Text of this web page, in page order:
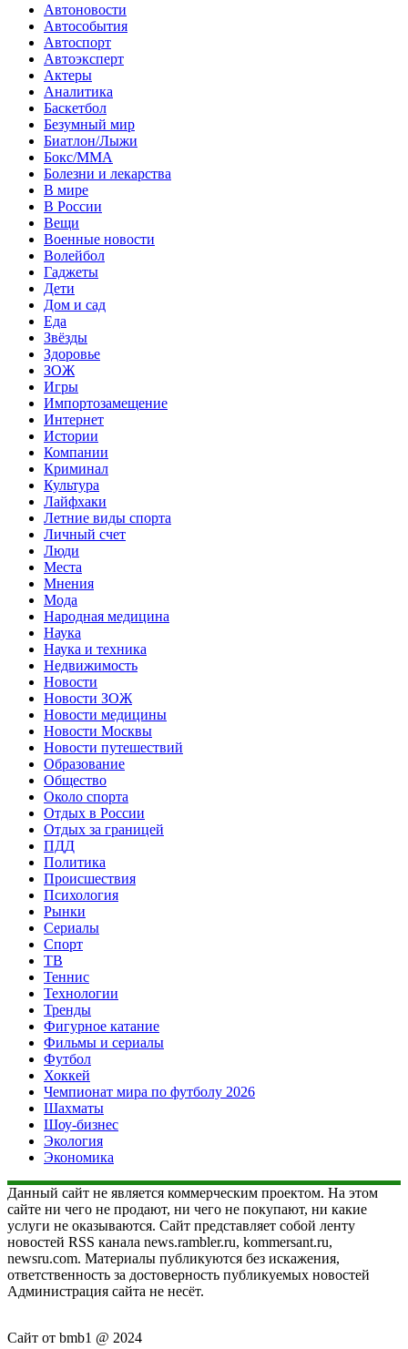
Автоновости
Автособытия
Автоспорт
Автоэксперт
Актеры
Аналитика
Баскетбол
Безумный мир
Биатлон/Лыжи
Бокс/MMA
Болезни и лекарства
В мире
В России
Вещи
Военные новости
Волейбол
Гаджеты
Дети
Дом и сад
Еда
Звёзды
Здоровье
ЗОЖ
Игры
Импортозамещение
Интернет
Истории
Компании
Криминал
Культура
Лайфхаки
Летние виды спорта
Личный счет
Люди
Места
Мнения
Мода
Народная медицина
Наука
Наука и техника
Недвижимость
Новости
Новости ЗОЖ
Новости медицины
Новости Москвы
Новости путешествий
Образование
Общество
Около спорта
Отдых в России
Отдых за границей
ПДД
Политика
Происшествия
Психология
Рынки
Сериалы
Спорт
ТВ
Теннис
Технологии
Тренды
Фигурное катание
Фильмы и сериалы
Футбол
Хоккей
Чемпионат мира по футболу 2026
Шахматы
Шоу-бизнес
Экология
Экономика
Данный сайт не является коммерческим проектом. На этом
сайте ни чего не продают, ни чего не покупают, ни какие
услуги не оказываются. Сайт представляет собой ленту
новостей RSS канала news.rambler.ru, kommersant.ru,
newsru.com. Материалы публикуются без искажения,
ответственность за достоверность публикуемых новостей
Администрация сайта не несёт.
Сайт от bmb1 @ 2024